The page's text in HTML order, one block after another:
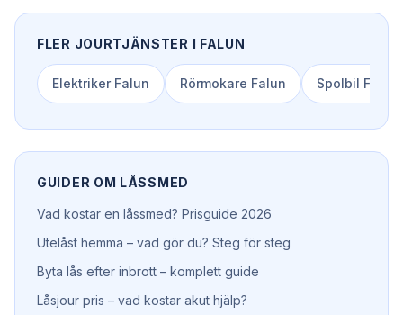
FLER JOURTJÄNSTER I FALUN
Elektriker Falun Rörmokare Falun Spolbil Falun
GUIDER OM LÅSSMED
Vad kostar en låssmed? Prisguide 2026
Utelåst hemma – vad gör du? Steg för steg
Byta lås efter inbrott – komplett guide
Låsjour pris – vad kostar akut hjälp?